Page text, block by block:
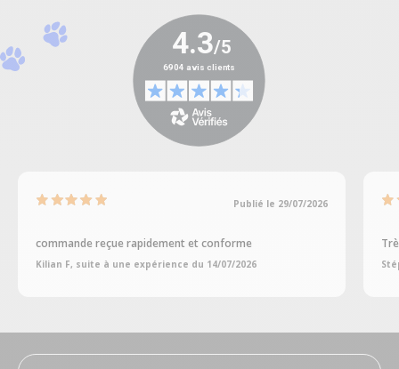
Publié le 29/07/2026
commande reçue rapidement et conforme
Kilian F, suite à une expérience du 14/07/2026